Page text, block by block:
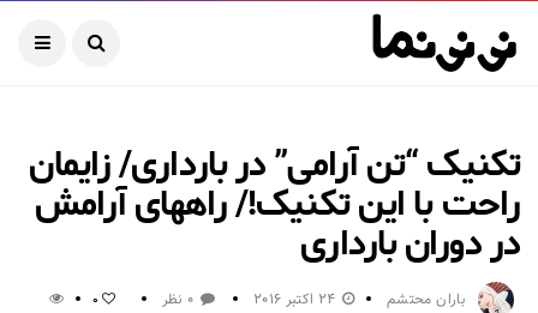
تکنیک “تن آرامی” در بارداری/ زایمان
راحت با این تکنیک!/ راههای آرامش
در دوران بارداری
باران محتشم 24 اکتبر 2016 0 نظر 0